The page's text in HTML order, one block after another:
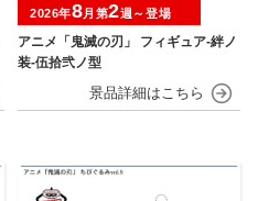
アニメ「鬼滅の刃」 フィギュア-絆ノ
装-伍拾弐ノ型
2026年8月第2週～登場